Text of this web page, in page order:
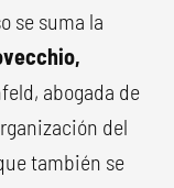
se suma la
abogada de
del
también se